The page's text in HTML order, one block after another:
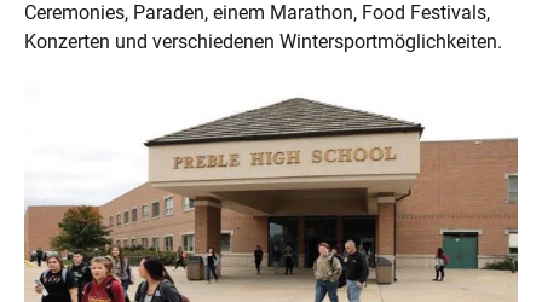
Ceremonies, Paraden, einem Marathon, Food Festivals,
Konzerten und verschiedenen Wintersportmöglichkeiten.